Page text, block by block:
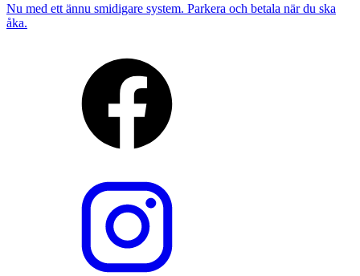
Nu med ett ännu smidigare system. Parkera och betala när du ska
åka.